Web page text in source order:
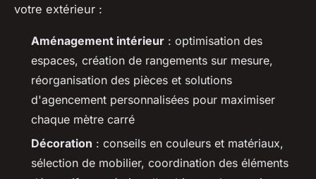
votre extérieur :
Aménagement intérieur : optimisation des
espaces, création de rangements sur mesure,
réorganisation des pièces et solutions
d'agencement personnalisées pour maximiser
chaque mètre carré
Décoration : conseils en couleurs et matériaux,
sélection de mobilier, coordination des éléments